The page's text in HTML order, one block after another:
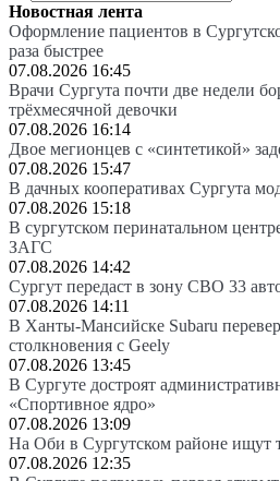
Новостная лента
Оформление пациентов в
раза быстрее
07.08.2026 16:45
Врачи Сургута почти две недели
трёхмесячной девочки
07.08.2026 16:14
Двое мегионцев с «синтетикой»
07.08.2026 15:47
В дачных кооперативах Сургута
07.08.2026 15:18
В сургутском перинатальном
ЗАГС
07.08.2026 14:42
Сургут передаст в зону СВО 33
07.08.2026 14:11
В Ханты-Мансийске Subaru
столкновения с Geely
07.08.2026 13:45
В Сургуте достроят
«Спортивное ядро»
07.08.2026 13:09
На Оби в Сургутском районе ищут
07.08.2026 12:35